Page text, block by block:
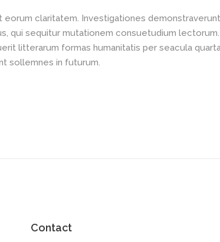
eorum claritatem. Investigationes
qui sequitur mutationem consuetudium
litterarum formas humanitatis per seacula
sollemnes in futurum.
Contact